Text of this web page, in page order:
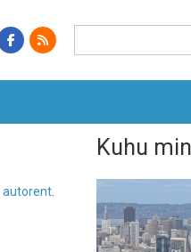
autorent
Kuhu